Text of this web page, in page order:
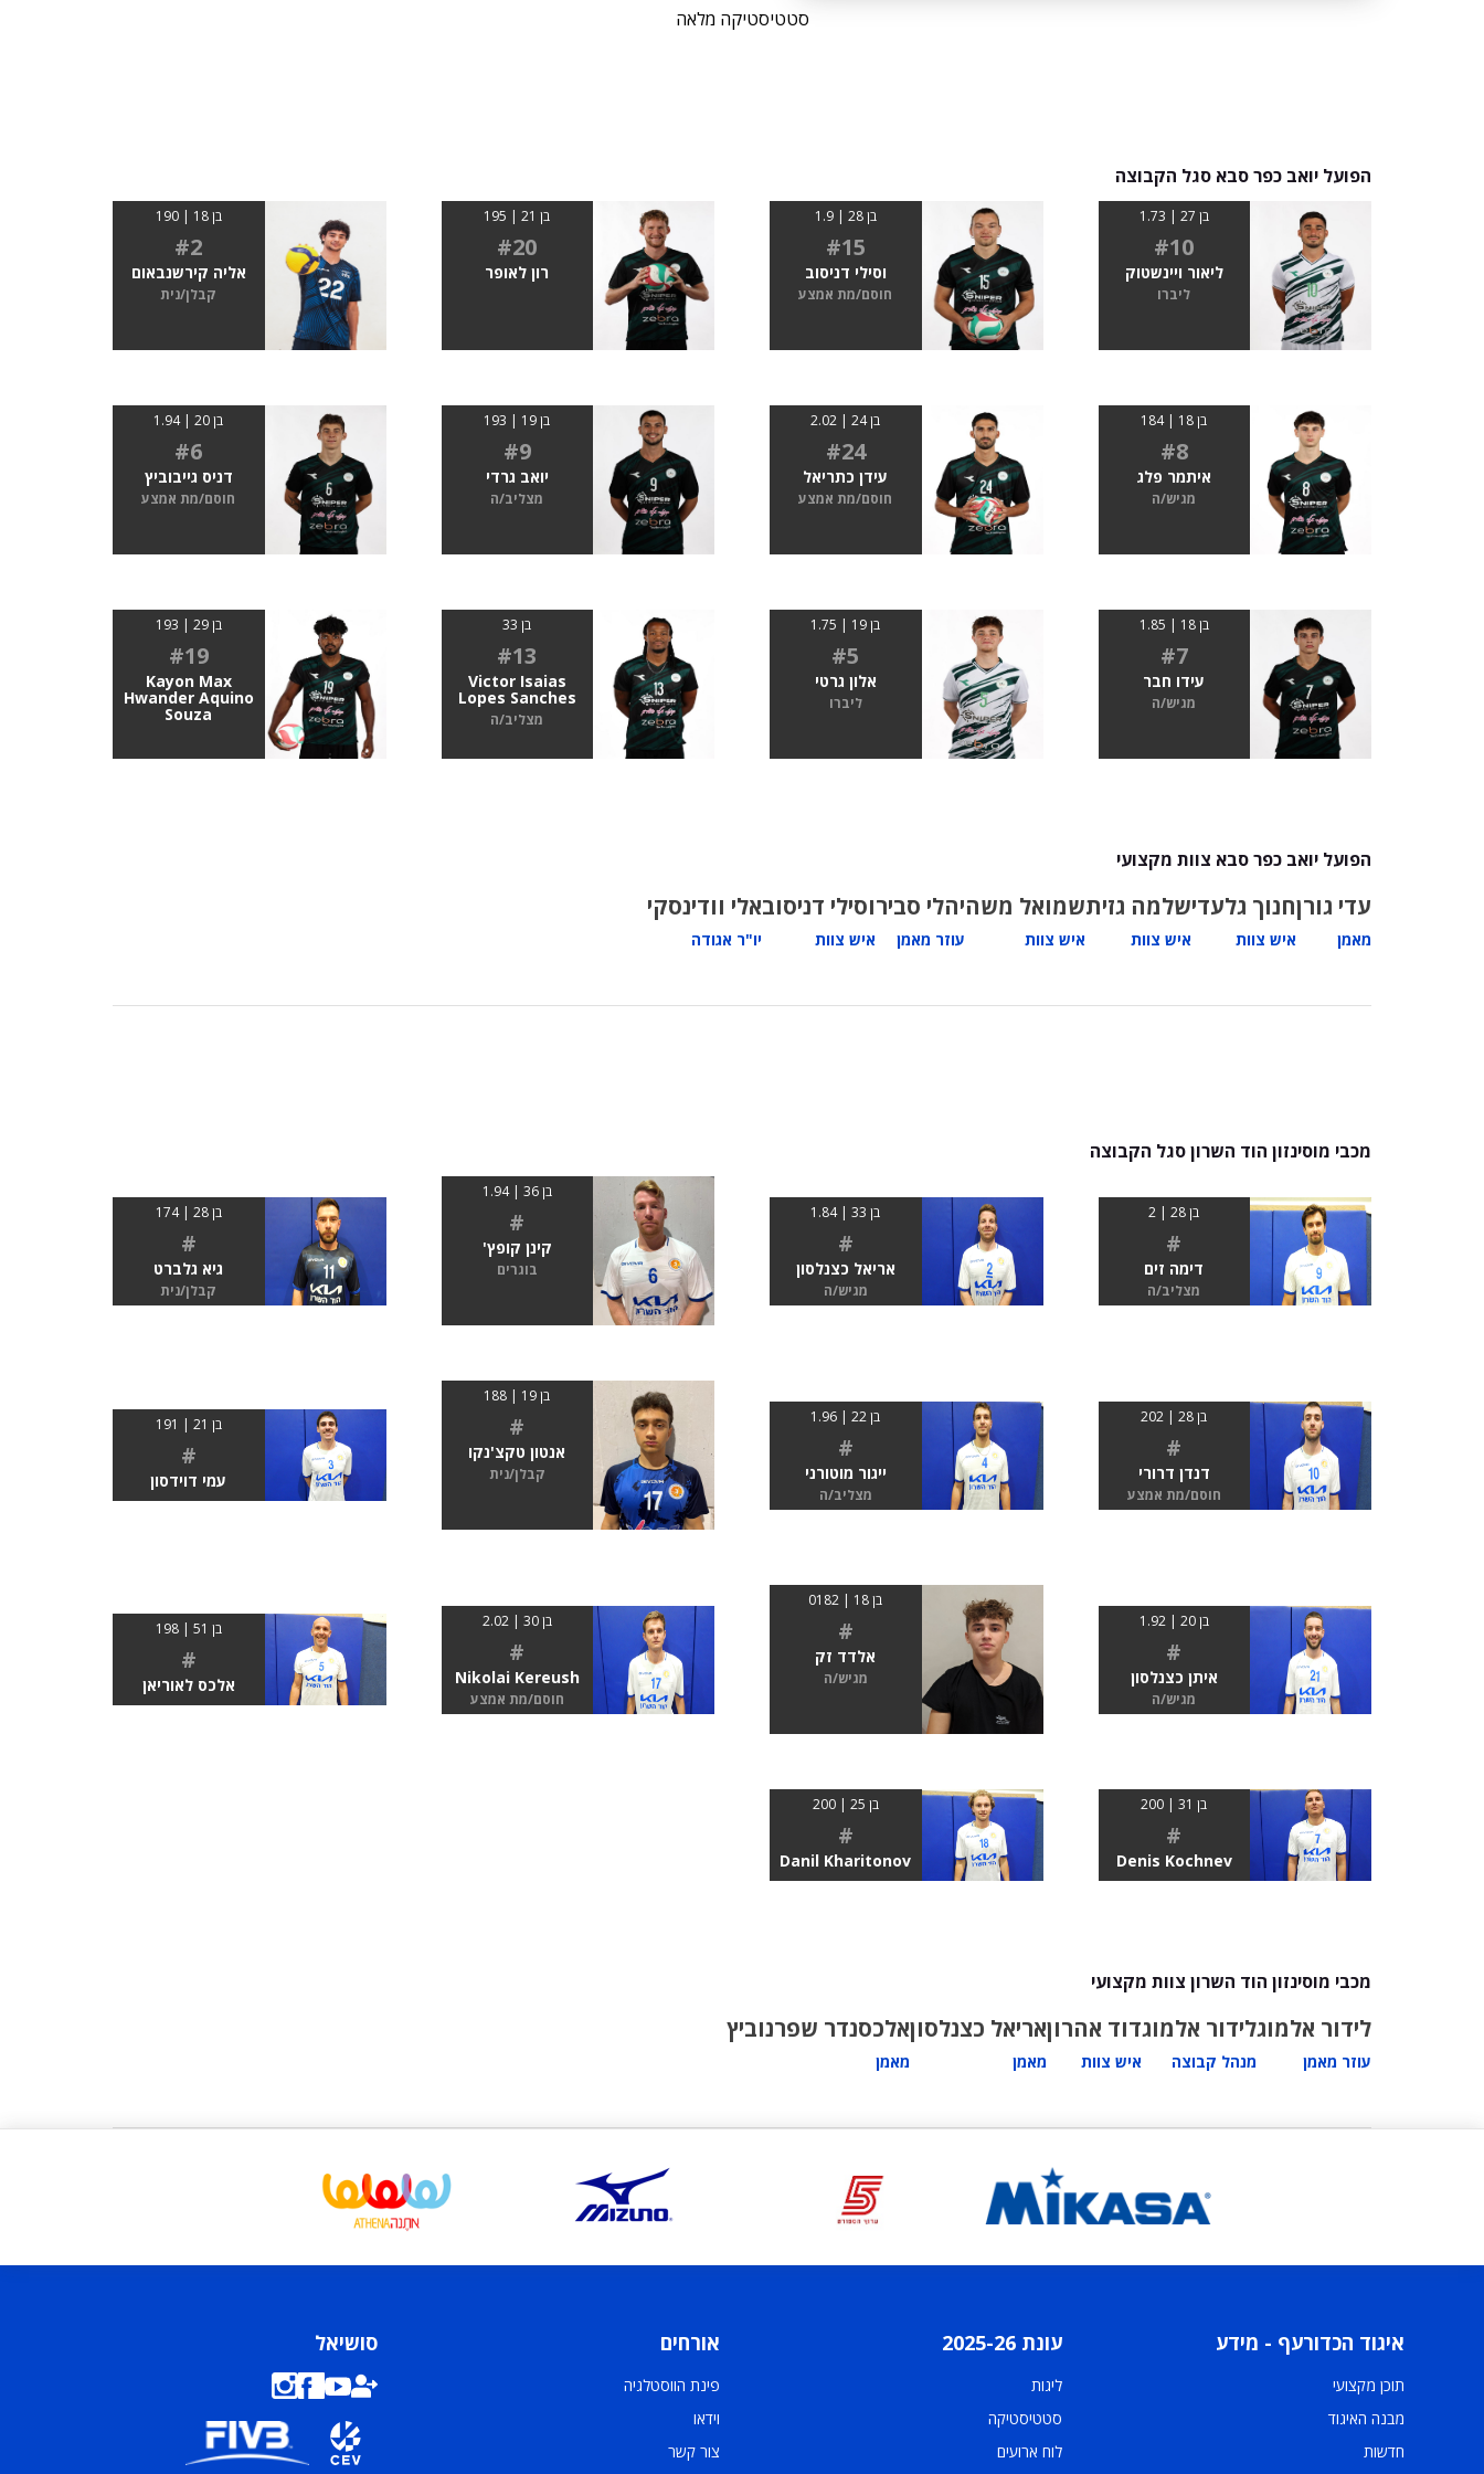
סטטיסטיקה מלאה
הפועל יואב כפר סבא סגל הקבוצה
בן 27 | 1.73
#10
ליאור ויינשטוק
ליברו
בן 28 | 1.9
#15
וסילי דניסוב
חוסם/מת אמצע
בן 21 | 195
#20
רון לאופר
בן 18 | 190
#2
אליה קירשנבאום
קבלן/נית
בן 18 | 184
#8
איתמר פלג
מגיש/ה
בן 24 | 2.02
#24
עידן כתריאל
חוסם/מת אמצע
בן 19 | 193
#9
יואב גרדי
מצליב/ה
בן 20 | 1.94
#6
דניס גייבוביץ
חוסם/מת אמצע
בן 18 | 1.85
#7
עידו חבר
מגיש/ה
בן 19 | 1.75
#5
אלון גרטי
ליברו
בן 33
#13
Victor Isaias
Lopes Sanches
מצליב/ה
בן 29 | 193
#19
Kayon Max
Hwander Aquino
Souza
הפועל יואב כפר סבא צוות מקצועי
עדי גורן
מאמן
חנוך גלעדי
איש צוות
שלמה גזית
איש צוות
שמואל משה
איש צוות
יהלי סביר
עוזר מאמן
וסילי דניסוב
איש צוות
אלי וודינסקי
יו"ר אגודה
מכבי מוסינזון הוד השרון סגל הקבוצה
בן 28 | 2
#
דימה זים
מצליב/ה
בן 33 | 1.84
#
אריאל כצנלסון
מגיש/ה
בן 36 | 1.94
#
קינן קופץ'
בוגרים
בן 28 | 174
#
גיא גלברט
קבלן/נית
בן 28 | 202
#
דנדן דרורי
חוסם/מת אמצע
בן 22 | 1.96
#
ייגור מוטורני
מצליב/ה
בן 19 | 188
#
אנטון טקצ'נקו
קבלן/נית
בן 21 | 191
#
עמי דוידסון
בן 20 | 1.92
#
איתן כצנלסון
מגיש/ה
בן 18 | 0182
#
אלדד זק
מגיש/ה
בן 30 | 2.02
#
Nikolai Kereush
חוסם/מת אמצע
בן 51 | 198
#
אלכס לאוריאן
בן 31 | 200
#
Denis Kochnev
בן 25 | 200
#
Danil Kharitonov
מכבי מוסינזון הוד השרון צוות מקצועי
לידור אלמוג
עוזר מאמן
לידור אלמוג
מנהל קבוצה
דוד אהרון
איש צוות
אריאל כצנלסון
מאמן
אלכסנדר שפרנוביץ
מאמן
איגוד הכדורעף - מידע
תוכן מקצועי
מבנה האיגוד
חדשות
עונת 2025-26
ליגות
סטטיסטיקה
לוח ארועים
אורחים
פינת הווסטלגיה
וידאו
צור קשר
סושיאל